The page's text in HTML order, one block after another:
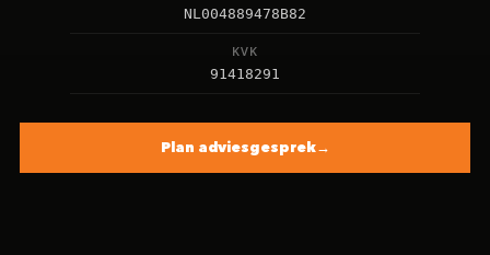
NL004889478B82
KVK
91418291
Plan adviesgesprek